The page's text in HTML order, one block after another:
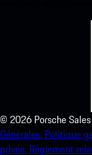
© 2026 Porsche
Générales. Politique
privée. Règlement